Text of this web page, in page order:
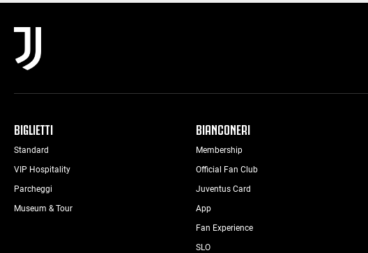
BIGLIETTI
Standard
VIP Hospitality
Parcheggi
Museum & Tour
BIANCONERI
Membership
Official Fan Club
Juventus Card
App
Fan Experience
SLO